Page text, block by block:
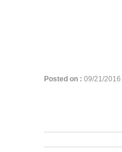
Posted on : 09/21/2016